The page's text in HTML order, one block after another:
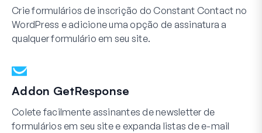
Crie formulários de inscrição do Constant Contact no
WordPress e adicione uma opção de assinatura a
qualquer formulário em seu site.
Addon GetResponse
Colete facilmente assinantes de newsletter de
formulários em seu site e expanda listas de e-mail